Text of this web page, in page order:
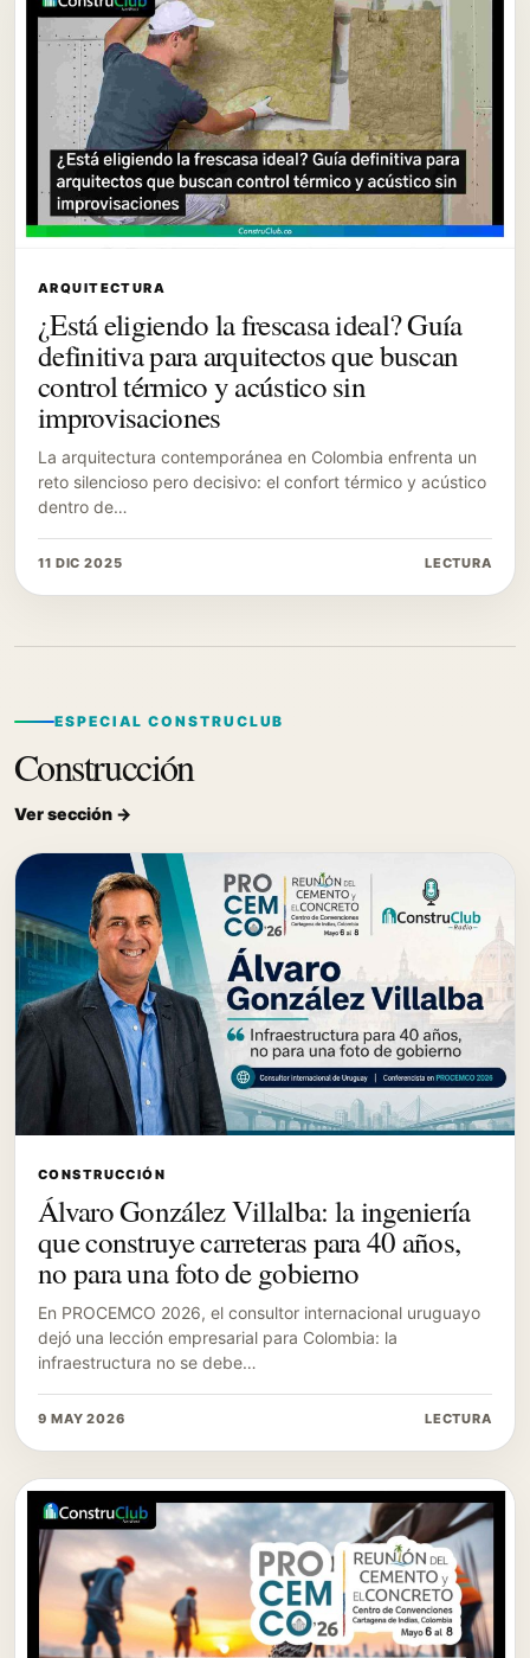
ARQUITECTURA
¿Está eligiendo la frescasa ideal? Guía
definitiva para arquitectos que buscan
control térmico y acústico sin
improvisaciones
La arquitectura contemporánea en Colombia enfrenta un
reto silencioso pero decisivo: el confort térmico y acústico
dentro de…
11 DIC 2025 LECTURA
ESPECIAL CONSTRUCLUB
Construcción
Ver sección →
CONSTRUCCIÓN
Álvaro González Villalba: la ingeniería
que construye carreteras para 40 años,
no para una foto de gobierno
En PROCEMCO 2026, el consultor internacional uruguayo
dejó una lección empresarial para Colombia: la
infraestructura no se debe…
9 MAY 2026 LECTURA